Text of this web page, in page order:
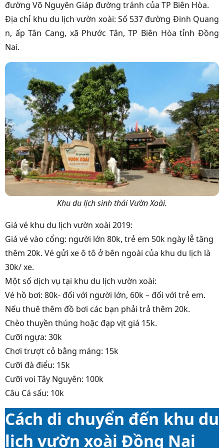
đường Võ Nguyên Giáp đường tránh của TP Biên Hòa.
Địa chỉ khu du lịch vườn xoài: Số 537 đường Đinh Quang
n, ấp Tân Cang, xã Phước Tân, TP Biên Hòa tỉnh Đồng
Nai.
Khu du lịch sinh thái Vườn Xoài.
Giá vé khu du lịch vườn xoài 2019:
Giá vé vào cổng: người lớn 80k, trẻ em 50k ngày lễ tăng
thêm 20k. Vé gửi xe ô tô ở bên ngoài của khu du lịch là
30k/ xe.
Một số dịch vụ tại khu du lịch vườn xoài:
Vé hồ bơi: 80k- đối với người lớn, 60k – đối với trẻ em.
Nếu thuê thêm đồ bơi các bạn phải trả thêm 20k.
Chèo thuyền thúng hoặc đạp vịt giá 15k.
Cưỡi ngựa: 30k
Chơi trượt cỏ bằng máng: 15k
Cưỡi đà điểu: 15k
Cưỡi voi Tây Nguyên: 100k
Câu Cá sấu: 10k
Cách di chuyển đến khu du
lịch vườn xoài Đồng Nai